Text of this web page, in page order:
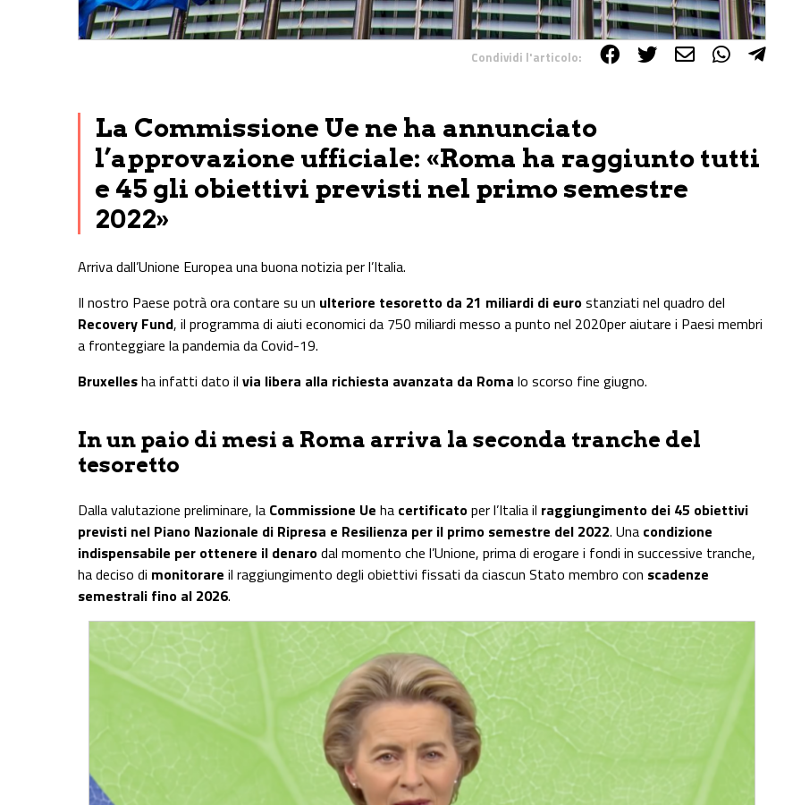
Condividi l'articolo:
La Commissione Ue ne ha annunciato
l’approvazione ufficiale: «Roma ha raggiunto tutti
e 45 gli obiettivi previsti nel primo semestre
2022»
Arriva dall’Unione Europea una buona notizia per l’Italia.
Il nostro Paese potrà ora contare su un ulteriore tesoretto da 21 miliardi di eurostanziati nel quadro del
Recovery Fund, il programma di aiuti economici da 750 miliardi messo a punto nel 2020per aiutare i Paesi membri
a fronteggiare la pandemia da Covid-19.
Bruxellesha infatti dato il via libera alla richiesta avanzata da Roma lo scorso fine giugno.
In un paio di mesi a Roma arriva la seconda tranche del
tesoretto
Dalla valutazione preliminare, la Commissione Ue ha certificatoper l’Italia il raggiungimento dei 45 obiettivi
previsti nel Piano Nazionale di Ripresa e Resilienza per il primo semestre del 2022. Una condizione
indispensabile per ottenere il denarodal momento che l’Unione, prima di erogare i fondi in successive tranche,
ha deciso di monitorare il raggiungimento degli obiettivi fissati da ciascun Stato membro con scadenze
semestrali fino al 2026.